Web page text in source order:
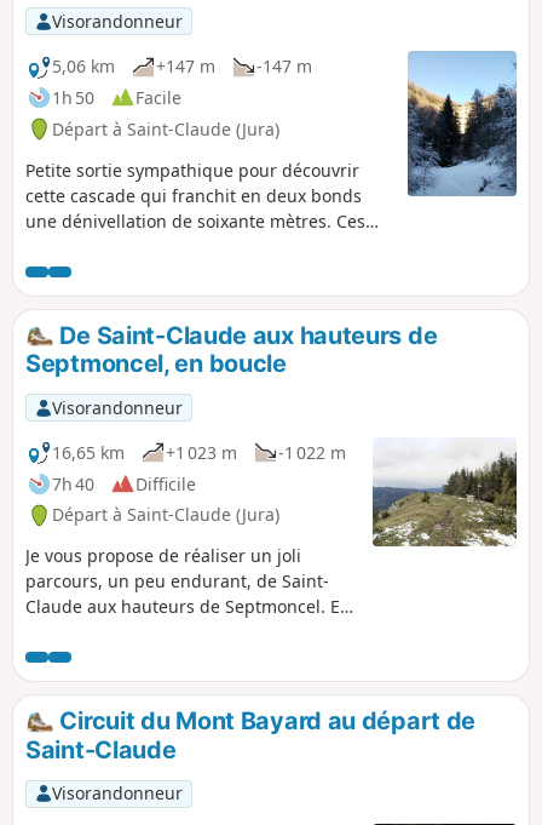
sont relativement raides et peuvent
s’avérer glissants.Attention : juillet 2025,
parcours vient d'être partiellement
remanié (lire § Infos pratiques).
Visorandonneur
5,06 km
+147 m
-147 m
1h 50
Facile
Départ à Saint-Claude (Jura)
Petite sortie sympathique pour découvrir
cette cascade qui franchit en deux bonds
une dénivellation de soixante mètres. Ces
spectaculaires quand il a plu. C'est donc une
sortie à faire après une période de pluie si
vous voulez profiter du paysage offert par
l'une des plus belles cascades du Haut-Jura.
De Saint-Claude aux hauteurs de
Septmoncel, en boucle
Visorandonneur
16,65 km
+1 023 m
-1 022 m
7h 40
Difficile
Départ à Saint-Claude (Jura)
Je vous propose de réaliser un joli
parcours, un peu endurant, de Saint-
Claude aux hauteurs de Septmoncel. En
abordés.
Circuit du Mont Bayard au départ de
Saint-Claude
Visorandonneur